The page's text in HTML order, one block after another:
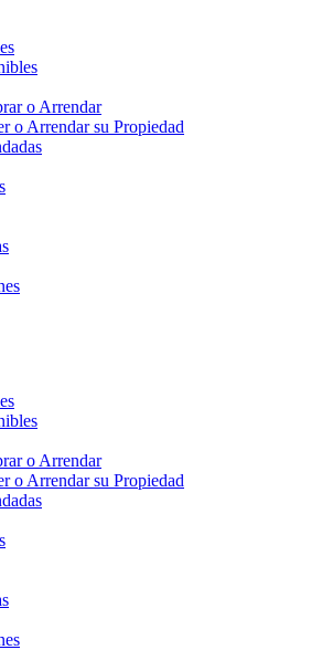
o Arrendar
o Arrendar su Propiedad
o Arrendar
o Arrendar su Propiedad